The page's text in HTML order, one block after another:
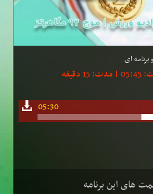
برنامه ای
05:30
های این برنامه